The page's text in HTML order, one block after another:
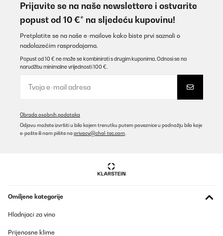
Prijavite se na naše newslettere i ostvarite
popust od 10 €* na sljedeću kupovinu!
Pretplatite se na naše e-mailove kako biste prvi saznali o
nadolazećim rasprodajama.
Popust od 10 € ne može se kombinirati s drugim kuponima. Odnosi se na
narudžbu minimalne vrijednosti 100 €.
Obrada osobnih podataka
Odjavu možete izvršiti u bilo kojem trenutku putem poveznice u podnožju bilo koje
e-pošte ili nam pišite na privacy@chal-tec.com
Omiljene kategorije
Hladnjaci za vino
Prijenosne klime